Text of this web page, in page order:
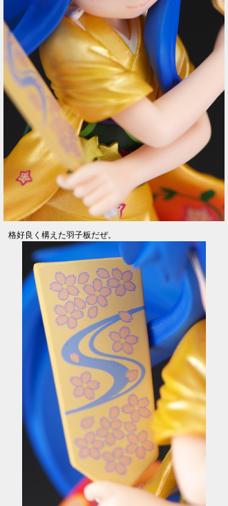
格好良く構えた羽子板だぜ。